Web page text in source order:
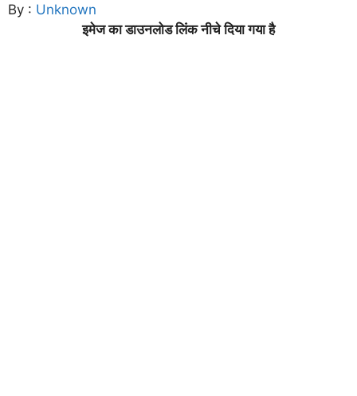
By : Unknown
इमेज का डाउनलोड लिंक नीचे दिया गया है